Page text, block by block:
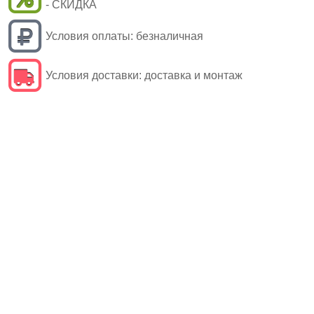
- СКИДКА
Условия оплаты: безналичная
Условия доставки: доставка и монтаж